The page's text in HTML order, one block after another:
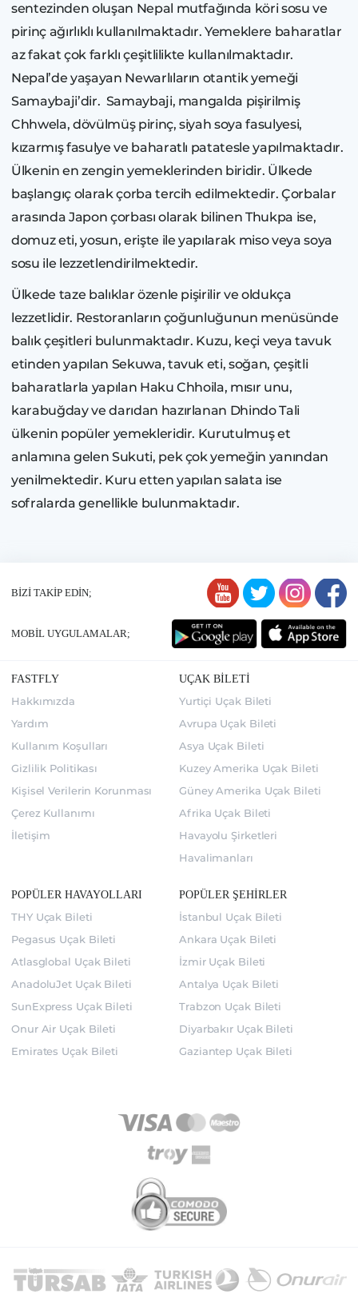
sentezinden oluşan Nepal mutfağında köri sosu ve
pirinç ağırlıklı kullanılmaktadır. Yemeklere baharatlar
az fakat çok farklı çeşitlilikte kullanılmaktadır.
Nepal’de yaşayan Newarlıların otantik yemeği
Samaybaji’dir. Samaybaji, mangalda pişirilmiş
Chhwela, dövülmüş pirinç, siyah soya fasulyesi,
kızarmış fasulye ve baharatlı patatesle yapılmaktadır.
Ülkenin en zengin yemeklerinden biridir. Ülkede
başlangıç olarak çorba tercih edilmektedir. Çorbalar
arasında Japon çorbası olarak bilinen Thukpa ise,
domuz eti, yosun, erişte ile yapılarak miso veya soya
sosu ile lezzetlendirilmektedir.
Ülkede taze balıklar özenle pişirilir ve oldukça
lezzetlidir. Restoranların çoğunluğunun menüsünde
balık çeşitleri bulunmaktadır. Kuzu, keçi veya tavuk
etinden yapılan Sekuwa, tavuk eti, soğan, çeşitli
baharatlarla yapılan Haku Chhoila, mısır unu,
karabuğday ve darıdan hazırlanan Dhindo Tali
ülkenin popüler yemekleridir. Kurutulmuş et
anlamına gelen Sukuti, pek çok yemeğin yanından
yenilmektedir. Kuru etten yapılan salata ise
sofralarda genellikle bulunmaktadır.
BİZİ TAKİP EDİN;
MOBİL UYGULAMALAR;
FASTFLY
Hakkımızda
Yardım
Kullanım Koşulları
Gizlilik Politikası
Kişisel Verilerin Korunması
Çerez Kullanımı
İletişim
UÇAK BİLETİ
Yurtiçi Uçak Bileti
Avrupa Uçak Bileti
Asya Uçak Bileti
Kuzey Amerika Uçak Bileti
Güney Amerika Uçak Bileti
Afrika Uçak Bileti
Havayolu Şirketleri
Havalimanları
POPÜLER HAVAYOLLARI
THY Uçak Bileti
Pegasus Uçak Bileti
Atlasglobal Uçak Bileti
AnadoluJet Uçak Bileti
SunExpress Uçak Bileti
Onur Air Uçak Bileti
Emirates Uçak Bileti
POPÜLER ŞEHİRLER
İstanbul Uçak Bileti
Ankara Uçak Bileti
İzmir Uçak Bileti
Antalya Uçak Bileti
Trabzon Uçak Bileti
Diyarbakır Uçak Bileti
Gaziantep Uçak Bileti